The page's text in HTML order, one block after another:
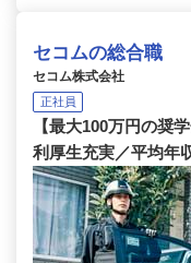
セコムの総合職
セコム株式会社
正社員
【最大100万円の奨
利厚生充実／平均年